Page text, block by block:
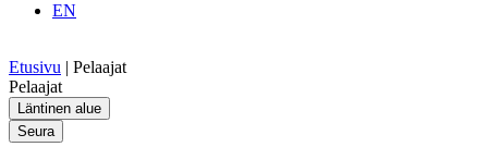
EN
Etusivu | Pelaajat
Pelaajat
Läntinen alue
Seura